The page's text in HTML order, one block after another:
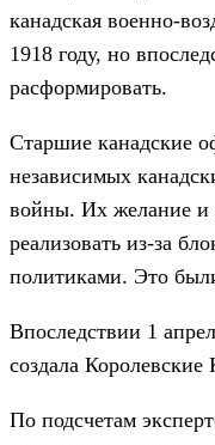
канадская военно-
1918 году, но
расформировать.
Старшие канадские
независимых
войны. Их желание и
реализовать из-за
политиками. Это
Впоследствии 1
создала
По подсчетам